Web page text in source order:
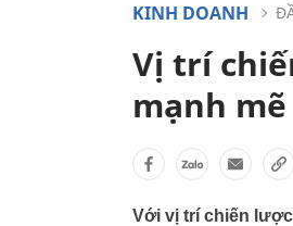
KINH DOANH
Vị trí
mạnh
Với vị trí chiến